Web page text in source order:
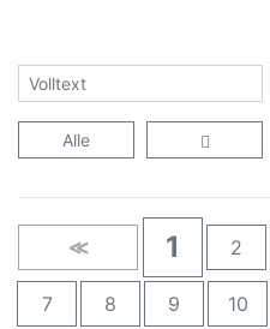
Alle
≪ 1 2
7 8 9 10